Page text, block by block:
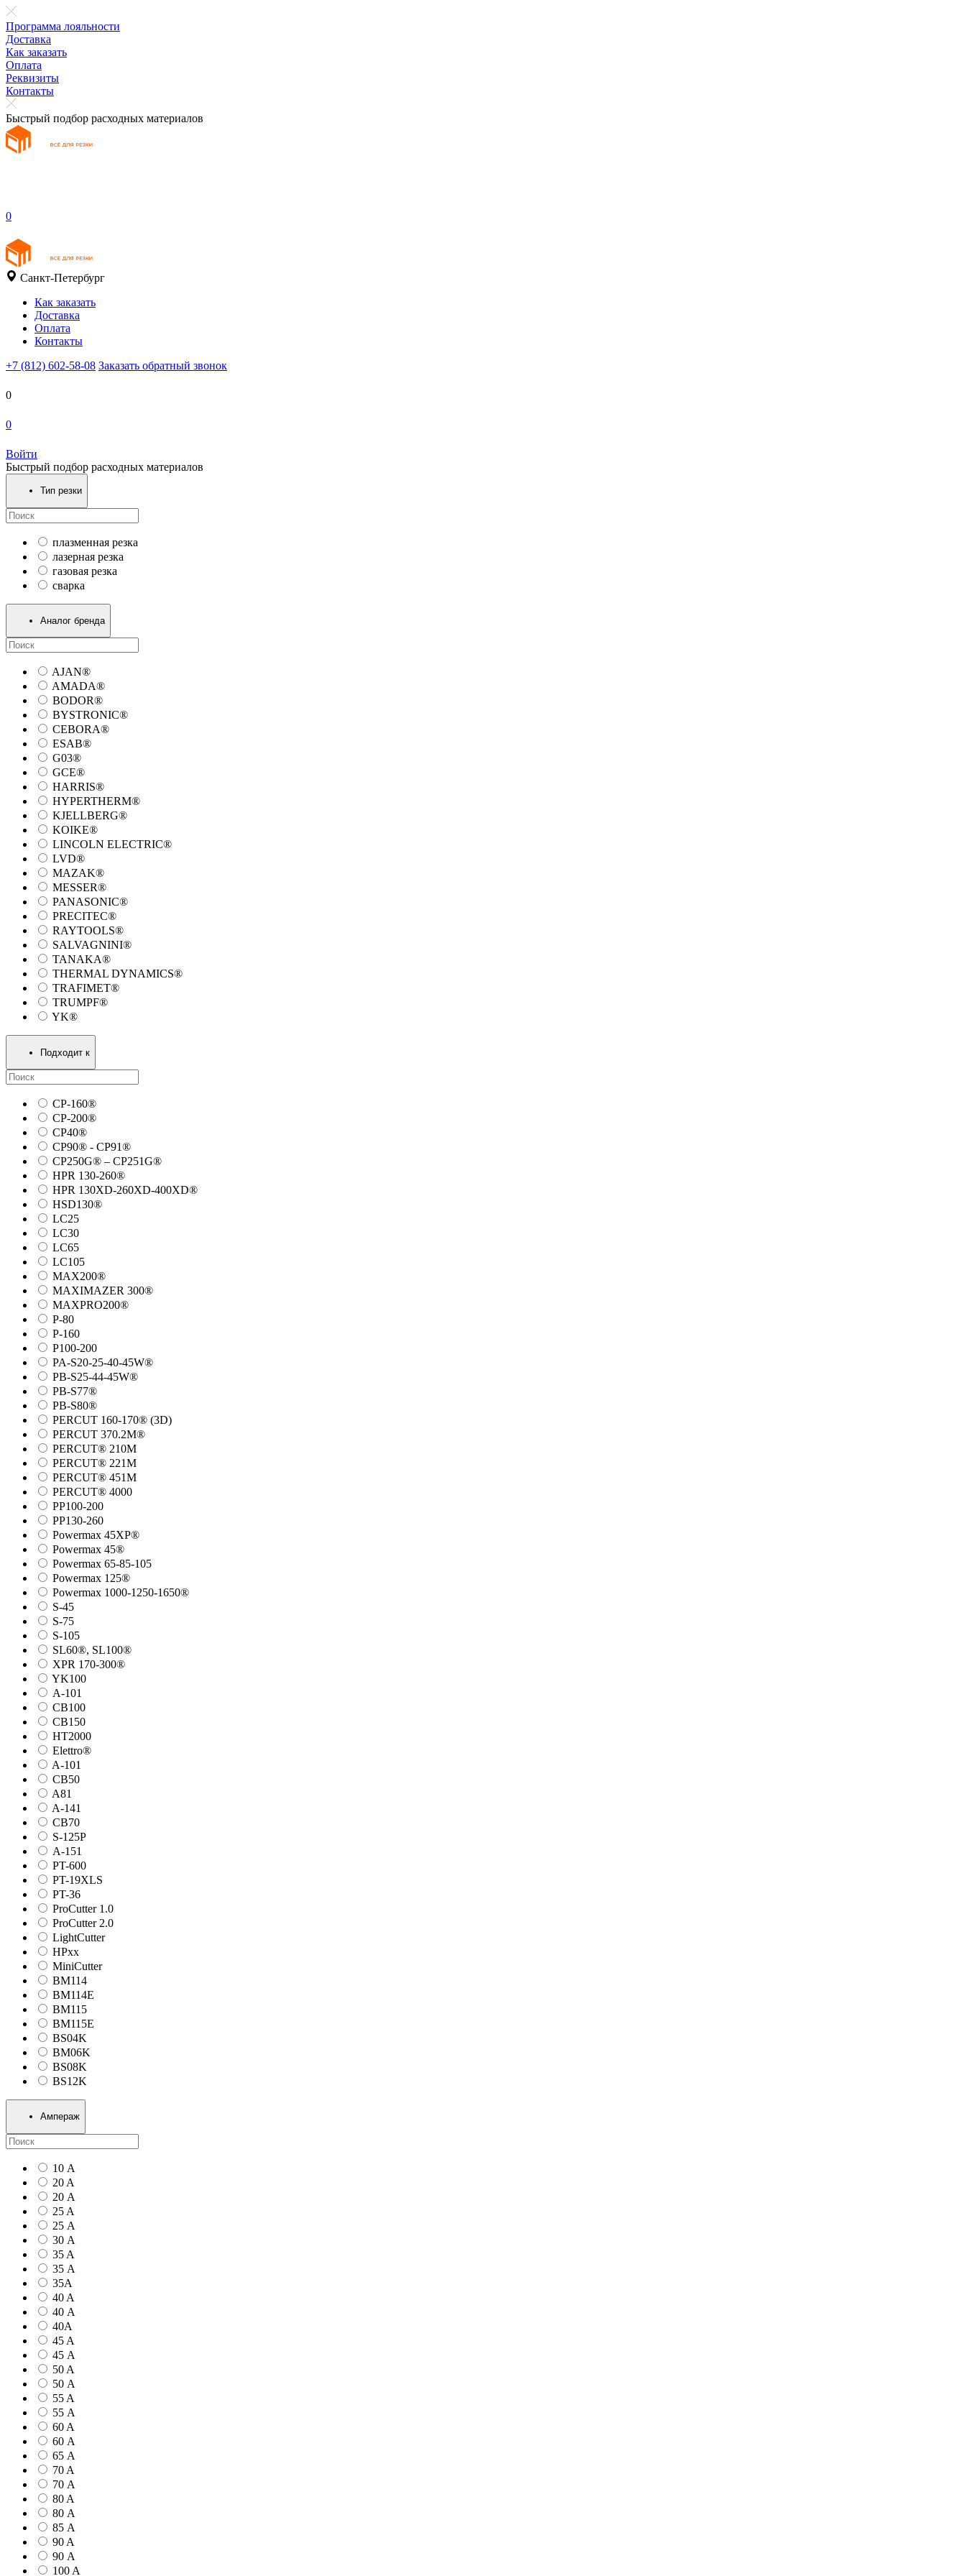
Программа лояльности
Доставка
Как заказать
Оплата
Реквизиты
Контакты
Быстрый подбор расходных материалов
0
Санкт-Петербург
Как заказать
Доставка
Оплата
Контакты
+7 (812) 602-58-08 Заказать обратный звонок
0
0
Войти
Быстрый подбор расходных материалов
Тип резки
плазменная резка
лазерная резка
газовая резка
сварка
Аналог бренда
AJAN®
AMADA®
BODOR®
BYSTRONIC®
CEBORA®
ESAB®
G03®
GCE®
HARRIS®
HYPERTHERM®
KJELLBERG®
KOIKE®
LINCOLN ELECTRIC®
LVD®
MAZAK®
MESSER®
PANASONIC®
PRECITEC®
RAYTOOLS®
SALVAGNINI®
TANAKA®
THERMAL DYNAMICS®
TRAFIMET®
TRUMPF®
YK®
Подходит к
CP-160®
CP-200®
CP40®
CP90® - СP91®
CP250G® – CP251G®
HPR 130-260®
HPR 130XD-260XD-400XD®
HSD130®
LC25
LC30
LC65
LC105
MAX200®
MAXIMAZER 300®
MAXPRO200®
P-80
P-160
P100-200
PA-S20-25-40-45W®
PB-S25-44-45W®
PB-S77®
PB-S80®
PERCUT 160-170® (3D)
PERCUT 370.2M®
PERCUT® 210M
PERCUT® 221M
PERCUT® 451M
PERCUT® 4000
PP100-200
PP130-260
Powermax 45XP®
Powermax 45®
Powermax 65-85-105
Powermax 125®
Powermax 1000-1250-1650®
S-45
S-75
S-105
SL60®, SL100®
XPR 170-300®
YK100
А-101
СВ100
СВ150
HT2000
Elettro®
A-101
СВ50
A81
A-141
СВ70
S-125P
А-151
PT-600
PT-19XLS
PT-36
ProCutter 1.0
ProCutter 2.0
LightCutter
HPxx
MiniCutter
BM114
BM114E
BM115
BM115E
BS04K
BM06K
BS08K
BS12K
Ампераж
10 А
20 A
20 А
25 A
25 А
30 А
35 A
35 А
35А
40 A
40 А
40А
45 A
45 А
50 A
50 А
55 A
55 А
60 A
60 А
65 А
70 A
70 А
80 A
80 А
85 А
90 A
90 А
100 A